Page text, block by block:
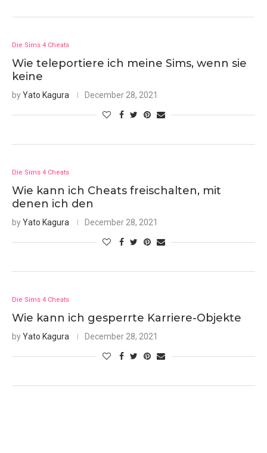
Die Sims 4 Cheats
Wie teleportiere ich meine Sims, wenn sie
keine
byYato Kagura December 28, 2021
Die Sims 4 Cheats
Wie kann ich Cheats freischalten, mit
denen ich den
byYato Kagura December 28, 2021
Die Sims 4 Cheats
Wie kann ich gesperrte Karriere-Objekte
byYato Kagura December 28, 2021